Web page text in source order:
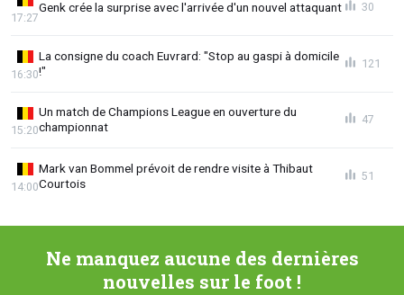
Genk crée la surprise avec l'arrivée d'un nouvel attaquant
17:27
30
La consigne du coach Euvrard: "Stop au gaspi à domicile
!"
16:30
121
Un match de Champions League en ouverture du
championnat
15:20
47
Mark van Bommel prévoit de rendre visite à Thibaut
Courtois
14:00
51
Ne manquez aucune des dernières
nouvelles sur le foot !